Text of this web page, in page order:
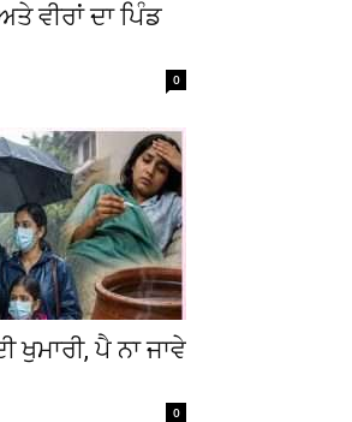
ਵੀਰਾਂ ਦਾ ਪਿੰਡ
0
ਖੁਮਾਰੀ, ਪੈ ਨਾ ਜਾਵੇ
0